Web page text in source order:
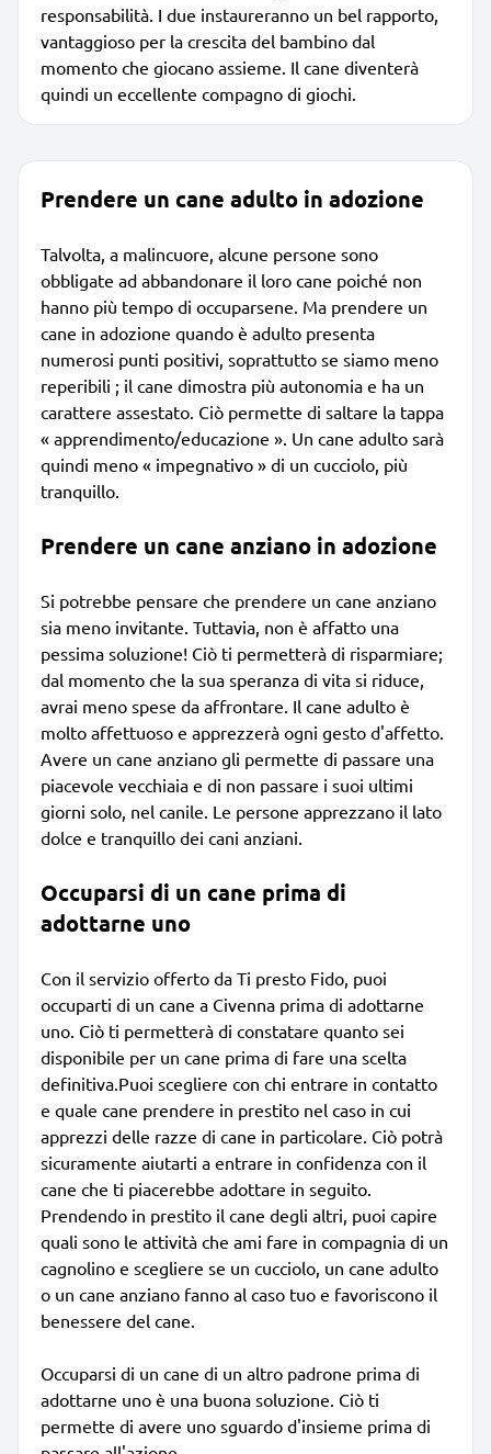
responsabilità. I due instaureranno un bel rapporto,
vantaggioso per la crescita del bambino dal
momento che giocano assieme. Il cane diventerà
quindi un eccellente compagno di giochi.
Prendere un cane adulto in adozione
Talvolta, a malincuore, alcune persone sono
obbligate ad abbandonare il loro cane poiché non
hanno più tempo di occuparsene. Ma prendere un
cane in adozione quando è adulto presenta
numerosi punti positivi, soprattutto se siamo meno
reperibili ; il cane dimostra più autonomia e ha un
carattere assestato. Ciò permette di saltare la tappa
« apprendimento/educazione ». Un cane adulto sarà
quindi meno « impegnativo » di un cucciolo, più
tranquillo.
Prendere un cane anziano in adozione
Si potrebbe pensare che prendere un cane anziano
sia meno invitante. Tuttavia, non è affatto una
pessima soluzione! Ciò ti permetterà di risparmiare;
dal momento che la sua speranza di vita si riduce,
avrai meno spese da affrontare. Il cane adulto è
molto affettuoso e apprezzerà ogni gesto d'affetto.
Avere un cane anziano gli permette di passare una
piacevole vecchiaia e di non passare i suoi ultimi
giorni solo, nel canile. Le persone apprezzano il lato
dolce e tranquillo dei cani anziani.
Occuparsi di un cane prima di
adottarne uno
Con il servizio offerto da Ti presto Fido, puoi
occuparti di un cane a Civenna prima di adottarne
uno. Ciò ti permetterà di constatare quanto sei
disponibile per un cane prima di fare una scelta
definitiva.Puoi scegliere con chi entrare in contatto
e quale cane prendere in prestito nel caso in cui
apprezzi delle razze di cane in particolare. Ciò potrà
sicuramente aiutarti a entrare in confidenza con il
cane che ti piacerebbe adottare in seguito.
Prendendo in prestito il cane degli altri, puoi capire
quali sono le attività che ami fare in compagnia di un
cagnolino e scegliere se un cucciolo, un cane adulto
o un cane anziano fanno al caso tuo e favoriscono il
benessere del cane.
Occuparsi di un cane di un altro padrone prima di
adottarne uno è una buona soluzione. Ciò ti
permette di avere uno sguardo d'insieme prima di